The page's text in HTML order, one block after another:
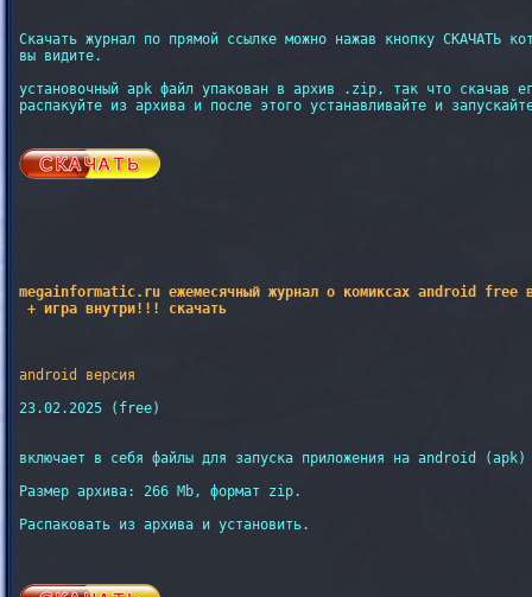
Скачать журнал по прямой ссылке можно нажав кнопку СКАЧАТЬ
вы видите.
установочный apk файл упакован в архив .zip, так что скачав
распакуйте из архива и после этого устанавливайте и
megainformatic.ru ежемесячный журнал о комиксах android free
+ игра внутри!!! скачать
android версия
23.02.2025 (free)
включает в себя файлы для запуска приложения на android (apk)
Размер архива: 266 Mb, формат zip.
Распаковать из архива и установить.